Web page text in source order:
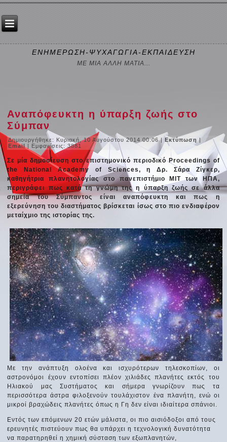
ΕΝΗΜΕΡΩΣΗ-ΨΥΧΑΓΩΓΙΑ-ΕΚΠΑΙΔΕΥΣΗ
ΜΕ ΜΙΑ ΑΛΛΗ ΜΑΤΙΑ...
Αναπόφευκτη η ύπαρξη ζωής στο
Σύμπαν
Δημιουργήθηκε: Κυριακή, 10 Αυγούστου 2014 00:06|Εκτύπωση|
Email | Εμφανίσεις: 3881
Σε μία δημοσίευση στο επιστημονικό περιοδικό Proceedings of
the National Academy of Sciences, η Δρ. Σάρα Ζίγκερ,
καθηγήτρια πλανητολογίας στο πανεπιστήμιο MIT των ΗΠΑ,
περιγράφει πως κατά τη γνώμη της η ύπαρξη ζωής σε άλλα
σημεία του Σύμπαντος είναι αναπόφευκτη και πως η
εξερεύνηση του διαστήματος βρίσκεται ίσως στο πιο ενδιαφέρον
μεταίχμιο της ιστορίας της.
Με την ανάπτυξη ολοένα και ισχυρότερων τηλεσκοπίων, οι
αστρονόμοι έχουν εντοπίσει πλέον χιλιάδες πλανήτες εκτός του
Ηλιακού μας Συστήματος και σήμερα γνωρίζουν πως τα
περισσότερα άστρα φιλοξενούν τουλάχιστον ένα πλανήτη, ενώ οι
μικροί βραχώδεις πλανήτες όπως η Γη δεν είναι ιδιαίτερα σπάνιοι.
Εντός των επόμενων 20 ετών μάλιστα, οι πιο αισιόδοξοι από τους
ερευνητές πιστεύουν πως θα υπάρχει η τεχνολογική δυνατότητα
να παρατηρηθεί η χημική σύσταση των εξωπλανητών,